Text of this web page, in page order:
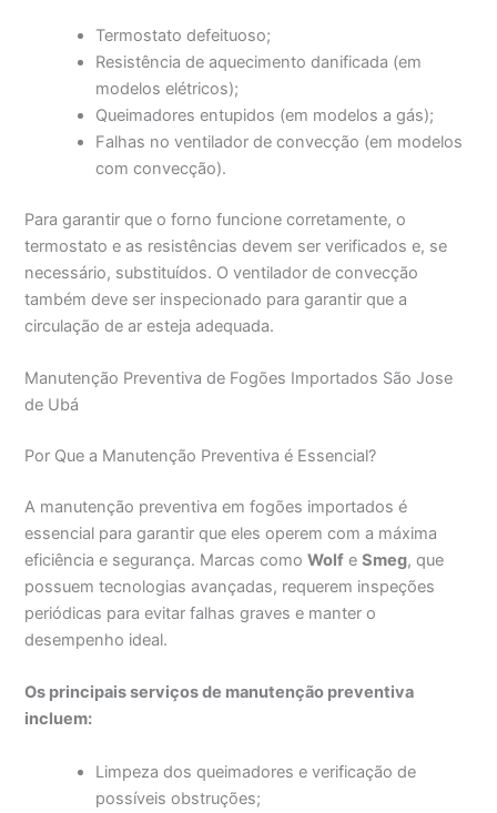
Termostato defeituoso;
Resistência de aquecimento danificada (em
modelos elétricos);
Queimadores entupidos (em modelos a gás);
Falhas no ventilador de convecção (em modelos
com convecção).
Para garantir que o forno funcione corretamente, o
termostato e as resistências devem ser verificados e, se
necessário, substituídos. O ventilador de convecção
também deve ser inspecionado para garantir que a
circulação de ar esteja adequada.
Manutenção Preventiva de Fogões Importados São Jose
de Ubá
Por Que a Manutenção Preventiva é Essencial?
A manutenção preventiva em fogões importados é
essencial para garantir que eles operem com a máxima
eficiência e segurança. Marcas comoWolf eSmeg, que
possuem tecnologias avançadas, requerem inspeções
periódicas para evitar falhas graves e manter o
desempenho ideal.
Os principais serviços de manutenção preventiva
incluem:
Limpeza dos queimadores e verificação de
possíveis obstruções;